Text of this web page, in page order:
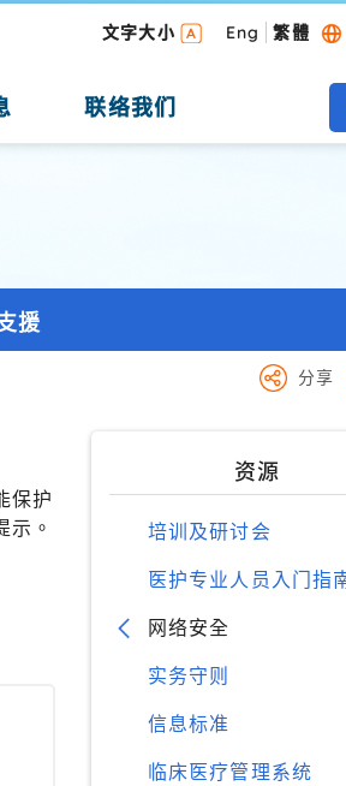
文字大小 Eng 繁體
联络我们
援
分享
保护
示。
资源
培训及研讨会
医护专业人员入门指
网络安全
实务守则
信息标准
临床医疗管理系统